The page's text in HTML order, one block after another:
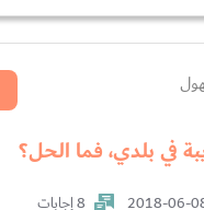
في بلدي، فما الحل؟
8 إجابات